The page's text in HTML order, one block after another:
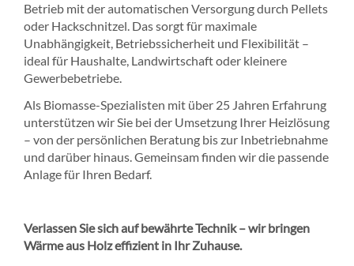
Betrieb mit der automatischen Versorgung durch Pellets
oder Hackschnitzel. Das sorgt für maximale
Unabhängigkeit, Betriebssicherheit und Flexibilität –
ideal für Haushalte, Landwirtschaft oder kleinere
Gewerbebetriebe.
Als Biomasse-Spezialisten mit über 25 Jahren Erfahrung
unterstützen wir Sie bei der Umsetzung Ihrer Heizlösung
– von der persönlichen Beratung bis zur Inbetriebnahme
und darüber hinaus. Gemeinsam finden wir die passende
Anlage für Ihren Bedarf.
Verlassen Sie sich auf bewährte Technik – wir bringen
Wärme aus Holz effizient in Ihr Zuhause.